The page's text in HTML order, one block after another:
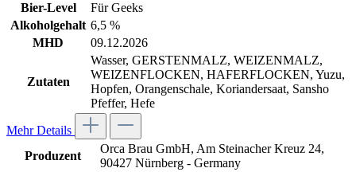
Bier-Level
Für Geeks
Alkoholgehalt 6,5 %
MHD
09.12.2026
Zutaten
Wasser, GERSTENMALZ, WEIZENMALZ,
WEIZENFLOCKEN, HAFERFLOCKEN, Yuzu,
Hopfen, Orangenschale, Koriandersaat, Sansho
Pfeffer, Hefe
Mehr Details
Produzent
Orca Brau GmbH, Am Steinacher Kreuz 24,
90427 Nürnberg - Germany